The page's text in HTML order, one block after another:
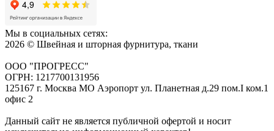
Мы в социальных сетях:
2026 © Швейная и шторная фурнитура, ткани
ООО "ПРОГРЕСС"
ОГРН: 1217700131956
125167 г. Москва МО Аэропорт ул. Планетная д.29 пом.I ком.1
офис 2
Данный сайт не является публичной офертой и носит